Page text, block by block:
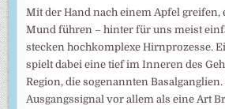
Mit der Hand nach einem Apfel greifen,
Mund führen – hinter für uns meist
stecken hochkomplexe Hirnprozesse.
spielt dabei eine tief im Inneren des
Region, die sogenannten Basalganglien.
Ausgangssignal vor allem als eine Art